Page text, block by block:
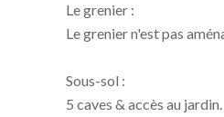
Le grenier :
Le grenier n'est pas
Sous-sol :
5 caves & accès au jardin.